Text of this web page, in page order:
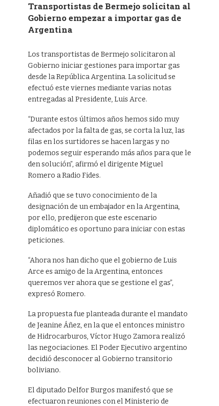
Transportistas de Bermejo solicitan al
Gobierno empezar a importar gas de
Argentina
Los transportistas de Bermejo solicitaron al
Gobierno iniciar gestiones para importar gas
desde la República Argentina. La solicitud se
efectuó este viernes mediante varias notas
entregadas al Presidente, Luis Arce.
“Durante estos últimos años hemos sido muy
afectados por la falta de gas, se corta la luz, las
filas en los surtidores se hacen largas y no
podemos seguir esperando más años para que le
den solución”, afirmó el dirigente Miguel
Romero a Radio Fides.
Añadió que se tuvo conocimiento de la
designación de un embajador en la Argentina,
por ello, predijeron que este escenario
diplomático es oportuno para iniciar con estas
peticiones.
“Ahora nos han dicho que el gobierno de Luis
Arce es amigo de la Argentina, entonces
queremos ver ahora que se gestione el gas”,
expresó Romero.
La propuesta fue planteada durante el mandato
de Jeanine Áñez, en la que el entonces ministro
de Hidrocarburos, Víctor Hugo Zamora realizó
las negociaciones. El Poder Ejecutivo argentino
decidió desconocer al Gobierno transitorio
boliviano.
El diputado Delfor Burgos manifestó que se
efectuaron reuniones con el Ministerio de